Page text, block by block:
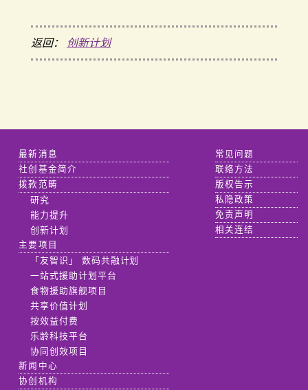
返回： 创新计划
最新消息
社创基金简介
拨款范畴
研究
能力提升
创新计划
主要项目
「友智识」 数码共融计划
一站式援助计划平台
食物援助旗舰项目
共享价值计划
按效益付费
乐龄科技平台
协同创效项目
新闻中心
协创机构
常见问题
联络方法
版权告示
私隐政策
免责声明
相关连结